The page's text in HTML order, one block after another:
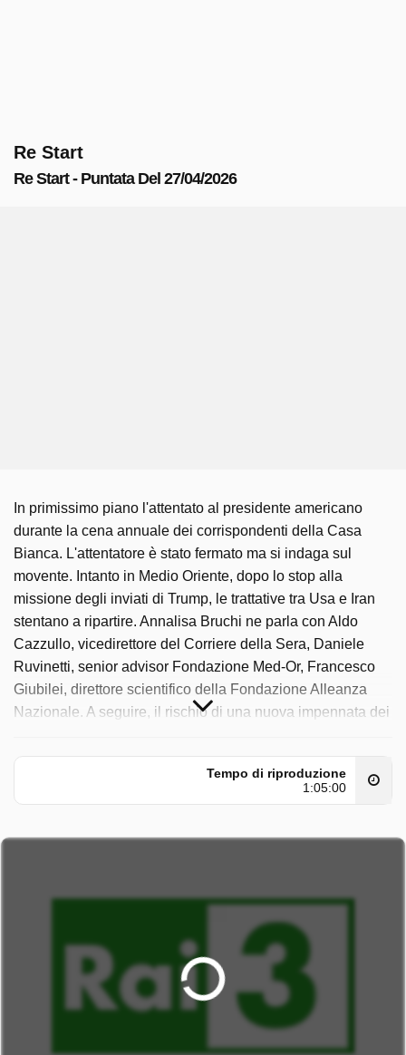
Re Start
Re Start - Puntata Del 27/04/2026
In primissimo piano l'attentato al presidente americano
durante la cena annuale dei corrispondenti della Casa
Bianca. L'attentatore è stato fermato ma si indaga sul
movente. Intanto in Medio Oriente, dopo lo stop alla
missione degli inviati di Trump, le trattative tra Usa e Iran
stentano a ripartire. Annalisa Bruchi ne parla con Aldo
Cazzullo, vicedirettore del Corriere della Sera, Daniele
Ruvinetti, senior advisor Fondazione Med-Or, Francesco
Giubilei, direttore scientifico della Fondazione Alleanza
Nazionale. A seguire, il rischio di una nuova impennata dei
pensioni: gli assegni più alti compensano la perdita di
potere d'acquisto? Tra gli ospiti: Alessandro Barbera,
giornalista La Stampa, Giorgio Cremaschi, Potere al
Tempo di riproduzione
1:05:00